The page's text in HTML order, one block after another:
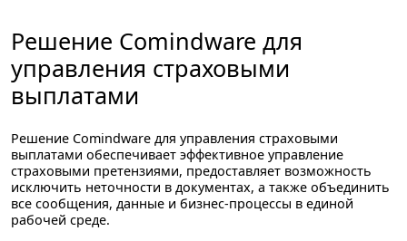
Решение Comindware для
управления страховыми
выплатами
Решение Comindware для управления страховыми
выплатами обеспечивает эффективное управление
страховыми претензиями, предоставляет возможность
исключить неточности в документах, а также объединить
все сообщения, данные и бизнес-процессы в единой
рабочей среде.